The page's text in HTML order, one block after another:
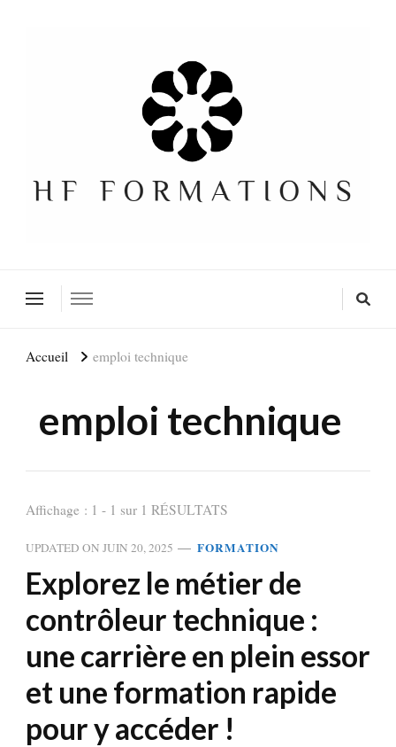
Accueil emploi technique
emploi technique
Affichage : 1 - 1 sur 1 RÉSULTATS
UPDATED ON JUIN 20, 2025 FORMATION
Explorez le métier de
contrôleur technique :
une carrière en plein essor
et une formation rapide
pour y accéder !